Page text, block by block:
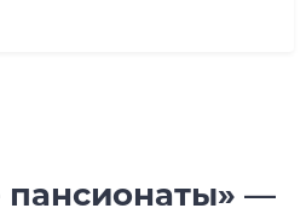
пансионаты» —